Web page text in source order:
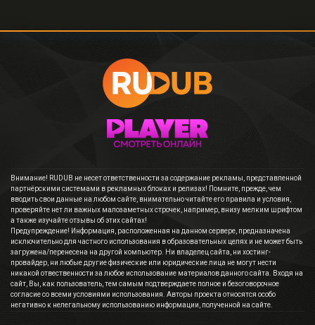
Внимание! RUDUB не несет ответственности за содержание рекламы, представленной
партнёрскими системами в рекламных блоках и релизах! Помните, прежде, чем
вводить свои данные на любом сайте, внимательно читайте его правила и условия,
проверяйте нет ли важных малозаметных строчек, например, внизу мелким шрифтом
а также изучайте отзывы об этих сайтах!
Предупреждение! Информация, расположенная на данном сервере, предназначена
исключительно для частного использования в образовательных целях и не может быть
загружена/перенесена на другой компьютер. Ни владелец сайта, ни хостинг-
провайдер, ни любые другие физические или юридические лица не могут нести
никакой отвественности за любое использование материалов данного сайта. Входя на
сайт, Вы, как пользователь, тем самым подтверждаете полное и безоговорочное
согласие со всеми условиями использования. Авторы проекта относятся особо
негативно к нелегальному использованию информации, полученной на сайте.